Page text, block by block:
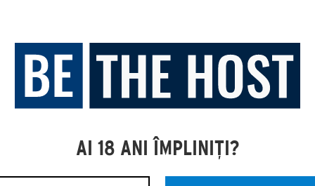
AI 18 ANI ÎMPLINIȚI?